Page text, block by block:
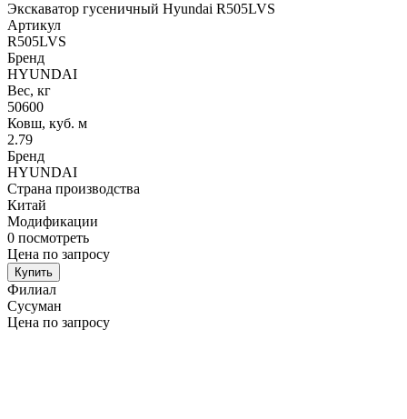
Экскаватор гусеничный Hyundai R505LVS
Артикул
R505LVS
Бренд
HYUNDAI
Вес, кг
50600
Ковш, куб. м
2.79
Бренд
HYUNDAI
Страна производства
Китай
Модификации
0 посмотреть
Цена по запросу
Купить
Филиал
Сусуман
Цена по запросу